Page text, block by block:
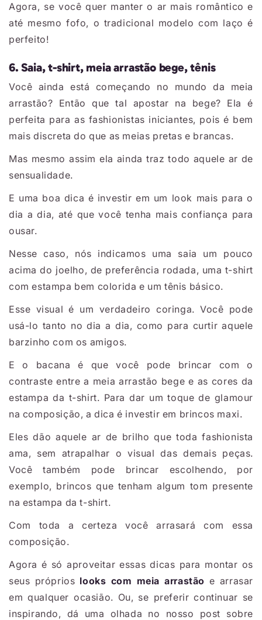
Agora, se você quer manter o ar mais romântico e
até mesmo fofo, o tradicional modelo com laço é
perfeito!
6. Saia, t-shirt, meia arrastão bege, tênis
Você ainda está começando no mundo da meia
arrastão? Então que tal apostar na bege? Ela é
perfeita para as fashionistas iniciantes, pois é bem
mais discreta do que as meias pretas e brancas.
Mas mesmo assim ela ainda traz todo aquele ar de
sensualidade.
E uma boa dica é investir em um look mais para o
dia a dia, até que você tenha mais confiança para
ousar.
Nesse caso, nós indicamos uma saia um pouco
acima do joelho, de preferência rodada, uma t-shirt
com estampa bem colorida e um tênis básico.
Esse visual é um verdadeiro coringa. Você pode
usá-lo tanto no dia a dia, como para curtir aquele
barzinho com os amigos.
E o bacana é que você pode brincar com o
contraste entre a meia arrastão bege e as cores da
estampa da t-shirt. Para dar um toque de glamour
na composição, a dica é investir em brincos maxi.
Eles dão aquele ar de brilho que toda fashionista
ama, sem atrapalhar o visual das demais peças.
Você também pode brincar escolhendo, por
exemplo, brincos que tenham algum tom presente
na estampa da t-shirt.
Com toda a certeza você arrasará com essa
composição.
Agora é só aproveitar essas dicas para montar os
seus próprios looks com meia arrastão e arrasar
em qualquer ocasião. Ou, se preferir continuar se
inspirando, dá uma olhada no nosso post sobre